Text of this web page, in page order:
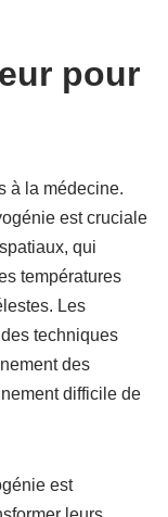
pour
à la médecine.
est cruciale
qui
températures
Les
techniques
des
difficile de
est